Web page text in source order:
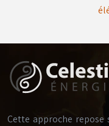
Cette approche